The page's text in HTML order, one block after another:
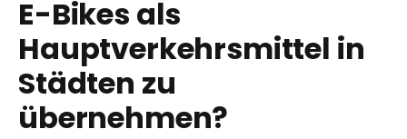
E-Bikes als
Hauptverkehrsmittel in
Städten zu
übernehmen?